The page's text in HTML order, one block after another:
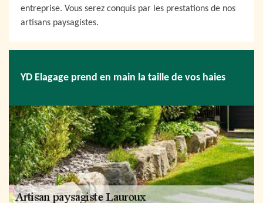
entreprise. Vous serez conquis par les prestations de nos
artisans paysagistes.
YD Elagage prend en main la taille de vos haies